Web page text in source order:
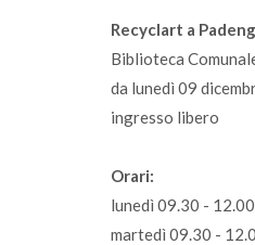
Recyclart a
Biblioteca
da lunedì 09
ingresso libero
Orari:
lunedì 09.30 -
martedì 09.30 -